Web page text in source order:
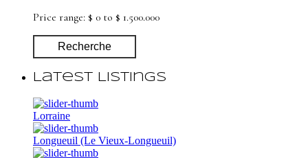
Price range: $ 0 to $ 1.500.000
Recherche
Latest Listings
Lorraine
Longueuil (Le Vieux-Longueuil)